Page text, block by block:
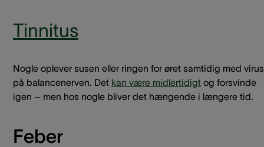
Tinnitus
Nogle oplever susen eller ringen for øret samtidig med virus
på balancenerven. Det kan være midlertidigt og forsvinde
igen – men hos nogle bliver det hængende i længere tid.
Feber